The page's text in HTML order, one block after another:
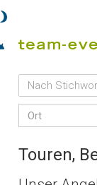
Ort
Touren,